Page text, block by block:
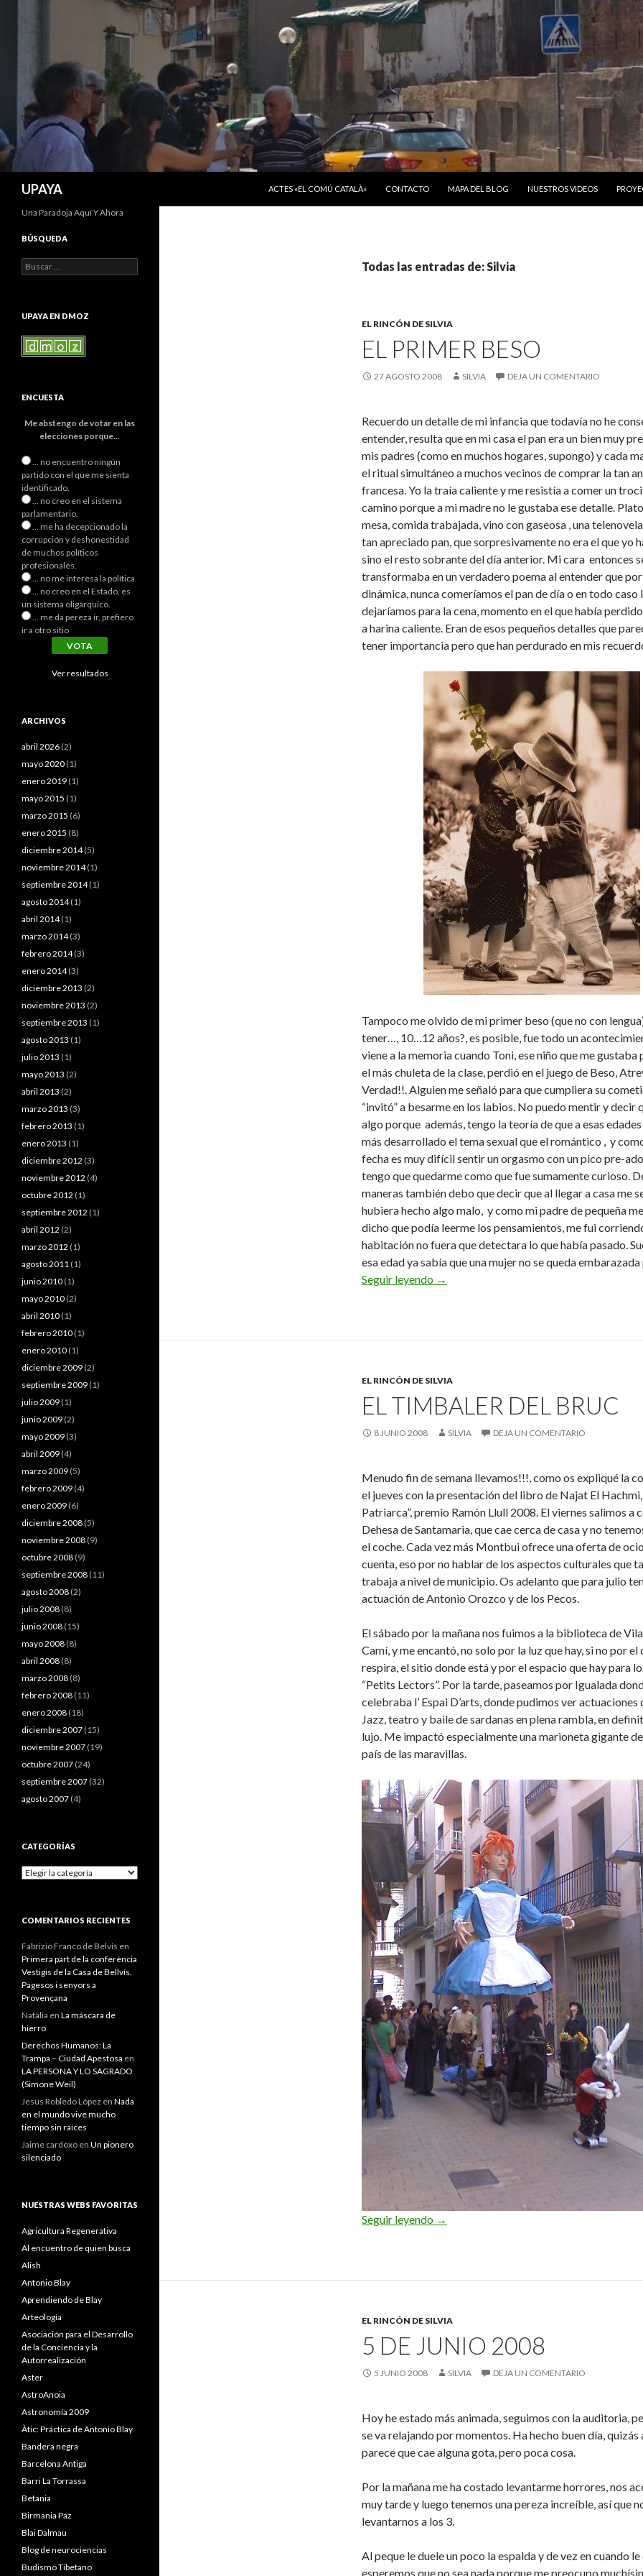
UPAYA
ACTES «EL COMÚ CATALÀ»
CONTACTO MAPA DEL BLOG NUESTROS VIDEOS
Todas las entradas de: Silvia
EL RINCÓN DE SILVIA
EL PRIMER BESO
27 AGOSTO 2008 SILVIA DEJA UN COMENTARIO
Recuerdo un detalle de mi infancia que todavía no he
entender, resulta que en mi casa el pan era un bien muy
mis padres (como en muchos hogares, supongo) y cada
el ritual simultáneo a muchos vecinos de comprar la tan
francesa. Yo la traía caliente y me resistía a comer un
camino porque a mi madre no le gustaba ese detalle.
mesa, comida trabajada, vino con gaseosa , una
tan apreciado pan, que sorpresivamente no era el que yo
sino el resto sobrante del día anterior. Mi cara entonces
transformaba en un verdadero poema al entender que por
dinámica, nunca comeríamos el pan de día o en todo caso
dejaríamos para la cena, momento en el que había
a harina caliente. Eran de esos pequeños detalles que
tener importancia pero que han perdurado en mis
Tampoco me olvido de mi primer beso (que no con
tener…, 10…12 años?, es posible, fue todo un
viene a la memoria cuando Toni, ese niño que me gustaba
el más chuleta de la clase, perdió en el juego de Beso,
Verdad!!. Alguien me señaló para que cumpliera su
“invitó” a besarme en los labios. No puedo mentir y decir
algo porque además, tengo la teoría de que a esas
más desarrollado el tema sexual que el romántico , y
fecha es muy difícil sentir un orgasmo con un pico pre-
tengo que quedarme como que fue sumamente curioso.
maneras también debo que decir que al llegar a casa me
hubiera hecho algo malo, y como mi padre de pequeña
dicho que podía leerme los pensamientos, me fui
habitación no fuera que detectara lo que había pasado.
esa edad ya sabía que una mujer no se queda
Seguir leyendo El primer beso
→
EL RINCÓN DE SILVIA
EL TIMBALER DEL BRUC
8 JUNIO 2008 SILVIA DEJA UN COMENTARIO
Menudo fin de semana llevamos!!!, como os expliqué la
el jueves con la presentación del libro de Najat El Hachmi,
Patriarca”, premio Ramón Llull 2008. El viernes salimos a
Dehesa de Santamaria, que cae cerca de casa y no
el coche. Cada vez más Montbui ofrece una oferta de
cuenta, eso por no hablar de los aspectos culturales que
trabaja a nivel de municipio. Os adelanto que para julio
actuación de Antonio Orozco y de los Pecos.
El sábado por la mañana nos fuimos a la biblioteca de
Camí, y me encantó, no solo por la luz que hay, si no por el
respira, el sitio donde está y por el espacio que hay para
“Petits Lectors”. Por la tarde, paseamos por Igualada
celebraba l’ Espai D’arts, donde pudimos ver actuaciones
Jazz, teatro y baile de sardanas en plena rambla, en
lujo. Me impactó especialmente una marioneta gigante
país de las maravillas.
Seguir leyendo El timbaler del Bruc
→
EL RINCÓN DE SILVIA
5 DE JUNIO 2008
5 JUNIO 2008 SILVIA DEJA UN COMENTARIO
Hoy he estado más animada, seguimos con la auditoria,
se va relajando por momentos. Ha hecho buen día, quizás
parece que cae alguna gota, pero poca cosa.
Por la mañana me ha costado levantarme horrores, nos
muy tarde y luego tenemos una pereza increíble, así que
levantarnos a los 3.
Al peque le duele un poco la espalda y de vez en cuando
esperemos que no sea nada porque me preocupo
Una Paradoja Aquí Y Ahora
BÚSQUEDA
Buscar:
UPAYA EN DMOZ
ENCUESTA
Me abstengo de votar en las
elecciones porque...
... no encuentro ningún
partido con el que me sienta
identificado.
... no creo en el sistema
parlamentario.
... me ha decepcionado la
corrupción y deshonestidad
de muchos políticos
profesionales.
... no me interesa la política.
... no creo en el Estado, es
un sistema oligárquico.
... me da pereza ir, prefiero
ir a otro sitio
Ver resultados
ARCHIVOS
abril 2026 (2)
mayo 2020 (1)
enero 2019 (1)
mayo 2015 (1)
marzo 2015 (6)
enero 2015 (8)
diciembre 2014(5)
noviembre 2014(1)
septiembre 2014(1)
agosto 2014(1)
abril 2014(1)
marzo 2014(3)
febrero 2014(3)
enero 2014(3)
diciembre 2013 (2)
noviembre 2013 (2)
septiembre 2013 (1)
agosto 2013 (1)
julio 2013 (1)
mayo 2013 (2)
abril 2013 (2)
marzo 2013 (3)
febrero 2013 (1)
enero 2013 (1)
diciembre 2012 (3)
noviembre 2012 (4)
octubre 2012 (1)
septiembre 2012 (1)
abril 2012 (2)
marzo 2012 (1)
agosto 2011 (1)
junio 2010 (1)
mayo 2010 (2)
abril 2010 (1)
febrero 2010 (1)
enero 2010 (1)
diciembre 2009 (2)
septiembre 2009 (1)
julio 2009 (1)
junio 2009 (2)
mayo 2009 (3)
abril 2009 (4)
marzo 2009 (5)
febrero 2009 (4)
enero 2009 (6)
diciembre 2008 (5)
noviembre 2008 (9)
octubre 2008 (9)
septiembre 2008 (11)
agosto 2008 (2)
julio 2008 (8)
junio 2008 (15)
mayo 2008 (8)
abril 2008 (8)
marzo 2008 (8)
febrero 2008 (11)
enero 2008 (18)
diciembre 2007 (15)
noviembre 2007 (19)
octubre 2007 (24)
septiembre 2007 (32)
agosto 2007 (4)
CATEGORÍAS
Categorías
COMENTARIOS RECIENTES
Fabrizio Franco de Belvis en
Primera part de la conferència
Vestigis de la Casa de Bellvís.
Pagesos i senyors a
Provençana
Natàlia en La máscara de
hierro
Derechos Humanos: La
Trampa – Ciudad Apestosa en
LA PERSONA Y LO SAGRADO
(Simone Weil)
Jesús Robledo López en Nada
en el mundo vive mucho
tiempo sin raíces
Jaime cardoxo en Un pionero
silenciado
NUESTRAS WEBS FAVORITAS
Agricultura Regenerativa
Al encuentro de quien busca
Alish
Antonio Blay
Aprendiendo de Blay
Arteología
Asociación para el Desarrollo
de la Conciencia y la
Autorrealización
Aster
AstroAnoia
Astronomía 2009
Àtic: Práctica de Antonio Blay
Bandera negra
Barcelona Antiga
Barri La Torrassa
Betania
Birmania Paz
Blai Dalmau
Blog de neurociencias
Budismo Tibetano